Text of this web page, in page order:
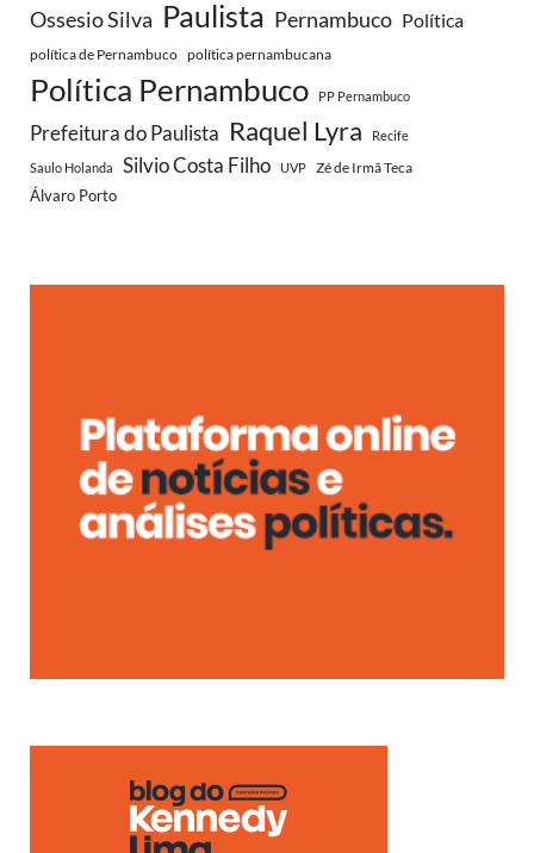
Ossesio Silva Paulista Pernambuco Política
política de Pernambuco política pernambucana
Política Pernambuco PP Pernambuco
Prefeitura do Paulista Raquel Lyra Recife
Saulo Holanda Silvio Costa Filho UVP Zé de Irmã Teca
Álvaro Porto